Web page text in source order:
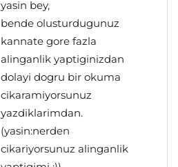
yasin bey,
bende olusturdugunuz
kannate gore fazla
alinganlik yaptiginizdan
dolayi dogru bir okuma
cikaramiyorsunuz
yazdiklarimdan.
(yasin:nerden
cikariyorsunuz alinganlik